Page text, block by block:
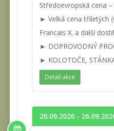
Středoevropská cena
► Velká cena tříletých
Francais X. a další
► DOPROVODNÝ
► KOLOTOČE,
Detail akce
26.09.2026 -